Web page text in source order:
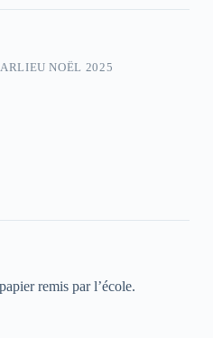
NOËL 2025
remis par l’école.